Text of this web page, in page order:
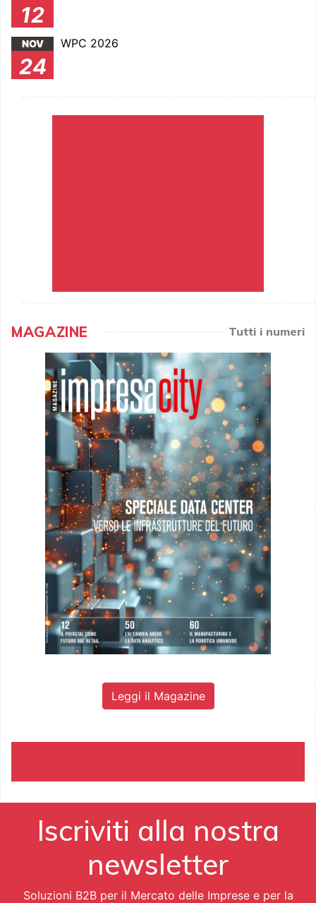
12
NOV
24
WPC 2026
MAGAZINE Tutti i numeri
Leggi il Magazine
Iscriviti alla nostra
newsletter
Soluzioni B2B per il Mercato delle Imprese e per la